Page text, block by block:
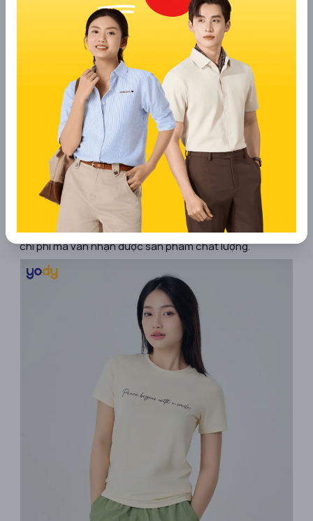
6. Đồng Phục Hải Anh
​Đồng Phục Hải Anh là thương hiệu uy tín với hơn 15 năm
kinh nghiệm trong lĩnh vực thiết kế và sản xuất đồng
phục tại Việt Nam. Thương hiệu chuyên cung cấp các
mẫu đồng phục gia đình đa dạng, từ áo thun cổ tròn, cổ
bẻ đến áo khoác, phù hợp cho cả mùa hè và mùa đông.
Sản phẩm của Hải Anh được sản xuất từ chất liệu vải
cao cấp như cotton 100%, đảm bảo sự thoáng mát và
thoải mái cho người mặc. Quy trình sản xuất tại Hải Anh
được kiểm soát chặt chẽ, từ khâu thiết kế, cắt may đến
in ấn, nhằm mang đến những sản phẩm chất lượng cao
và đúng tiến độ. Khách hàng khi đặt may đồng phục gia
đình tại Hải Anh sẽ được miễn phí thiết kế theo yêu cầu,
tư vấn chọn size và chất liệu phù hợp, cùng với chính
sách bảo hành lên đến 12 tháng. Đặc biệt, Hải Anh cam
kết giá thành hợp lý và ưu đãi, giúp khách hàng tiết kiệm
chi phí mà vẫn nhận được sản phẩm chất lượng.